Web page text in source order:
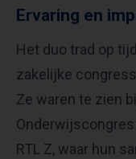
Ervaring en
Het duo trad op
zakelijke
Ze waren te zien
Onderwijscongres
RTL Z, waar hun